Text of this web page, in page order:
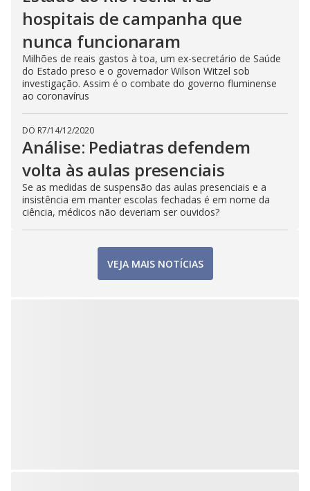
hospitais de campanha que
nunca funcionaram
Milhões de reais gastos à toa, um ex-secretário de Saúde
do Estado preso e o governador Wilson Witzel sob
investigação. Assim é o combate do governo fluminense
ao coronavírus
DO R7/14/12/2020
Análise: Pediatras defendem
volta às aulas presenciais
Se as medidas de suspensão das aulas presenciais e a
insistência em manter escolas fechadas é em nome da
ciência, médicos não deveriam ser ouvidos?
VEJA MAIS NOTÍCIAS